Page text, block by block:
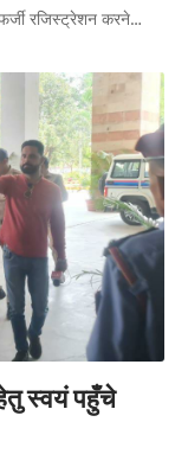
रजिस्ट्रेशन करने…
स्वयं पहुँचे